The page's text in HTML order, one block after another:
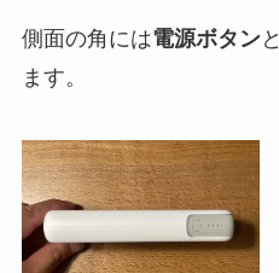
側面の角には電源ボタンと
ます。